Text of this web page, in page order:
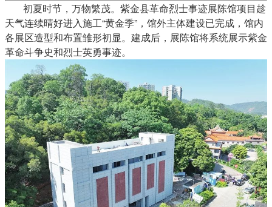
初夏时节，万物繁茂。紫金县革命烈士事迹展陈馆项目趁
天气连续晴好进入施工“黄金季”，馆外主体建设已完成，馆内
各展区造型和布置雏形初显。建成后，展陈馆将系统展示紫金
革命斗争史和烈士英勇事迹。